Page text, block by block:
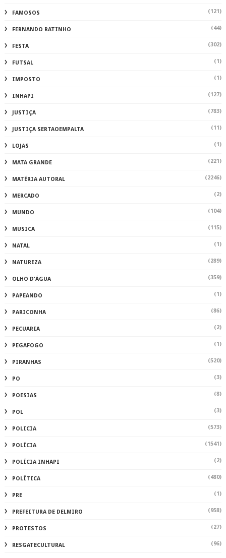
FAMOSOS (121)
FERNANDO RATINHO (44)
FESTA (302)
FUTSAL (1)
IMPOSTO (1)
INHAPI (127)
JUSTIÇA (783)
JUSTIÇA SERTAOEMPALTA (11)
LOJAS (1)
MATA GRANDE (221)
MATÉRIA AUTORAL (2246)
MERCADO (2)
MUNDO (104)
MUSICA (115)
NATAL (1)
NATUREZA (289)
OLHO D'ÁGUA (359)
PAPEANDO (1)
PARICONHA (86)
PECUARIA (2)
PEGAFOGO (1)
PIRANHAS (520)
PO (3)
POESIAS (8)
POL (3)
POLICIA (573)
POLÍCIA (1541)
POLÍCIA INHAPI (2)
POLÍTICA (480)
PRE (1)
PREFEITURA DE DELMIRO (958)
PROTESTOS (27)
RESGATECULTURAL (96)